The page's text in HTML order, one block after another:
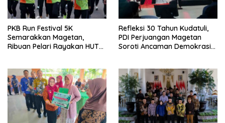
PKB Run Festival 5K
Semarakkan Magetan,
Ribuan Pelari Rayakan HUT
Refleksi 30 Tahun Kudatuli,
PDI Perjuangan Magetan
Soroti Ancaman Demokrasi